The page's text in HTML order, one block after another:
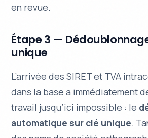
en revue.
Étape 3 —
unique
L’arrivée des SIRET et TVA
dans la base a immédiatement
travail jusqu’ici impossible : le
automatique sur clé unique.